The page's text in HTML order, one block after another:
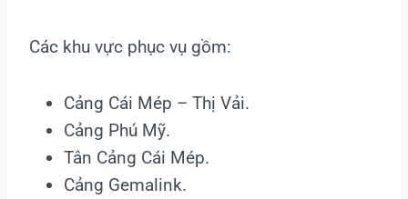
Các khu vực phục vụ gồm:
Cảng Cái Mép – Thị Vải.
Cảng Phú Mỹ.
Tân Cảng Cái Mép.
Cảng Gemalink.